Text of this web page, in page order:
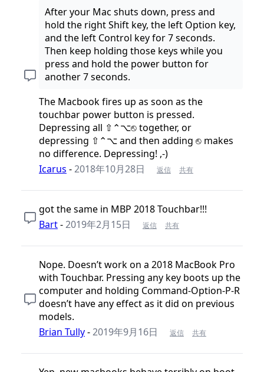
After your Mac shuts down, press and
hold the right Shift key, the left Option key,
and the left Control key for 7 seconds.
Then keep holding those keys while you
press and hold the power button for
another 7 seconds.
The Macbook fires up as soon as the
touchbar power button is pressed.
Depressing all ⇧⌃⌥⎋ together, or
depressing ⇧⌃⌥ and then adding ⎋ makes
no difference. Depressing! ,-)
Icarus -2018年10月28日 返信 共有
got the same in MBP 2018 Touchbar!!!
Bart-2019年2月15日 返信 共有
Nope. Doesn’t work on a 2018 MacBook Pro
with Touchbar. Pressing any key boots up the
computer and holding Command-Option-P-R
doesn’t have any effect as it did on previous
models.
Brian Tully-2019年9月16日 返信 共有